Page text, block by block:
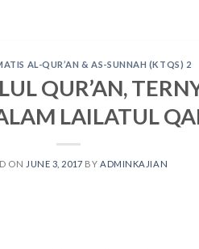
AL-QUR’AN & AS-SUNNAH (KTQS) 2
QUR’AN,
LAILATUL
ON JUNE 3, 2017 BY ADMINKAJIAN